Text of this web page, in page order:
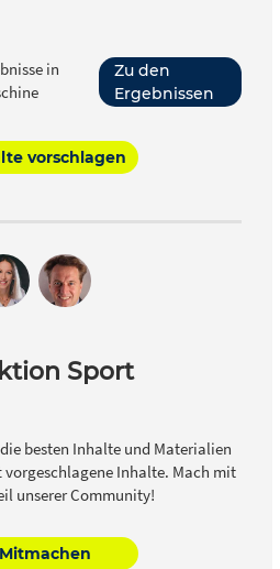
in
Zu den
Ergebnissen
vorschlagen
Sport
besten Inhalte und Materialien
Inhalte. Mach mit
unserer Community!
Mitmachen